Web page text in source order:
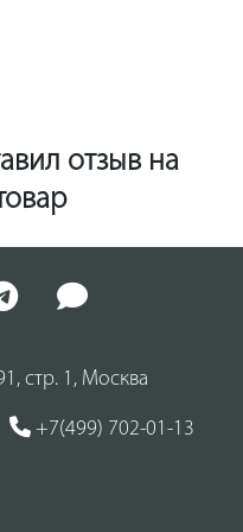
отзыв на
стр. 1, Москва
+7(499) 702-01-13